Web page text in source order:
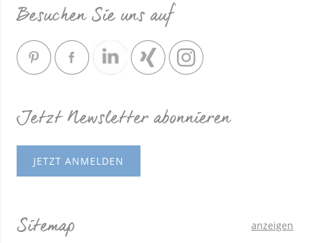
Besuchen Sie uns auf
Jetzt Newsletter abonnieren
JETZT ANMELDEN
Sitemap anzeigen